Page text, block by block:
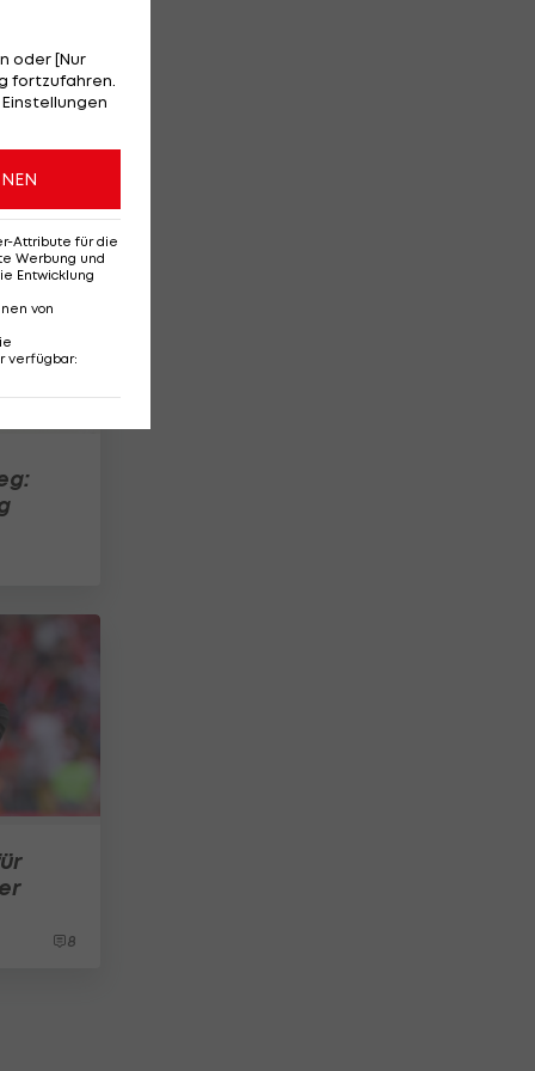
8
oder [Nur
fortzufahren.
Attribute für die
Werbung und
Entwicklung
von
verfügbar: